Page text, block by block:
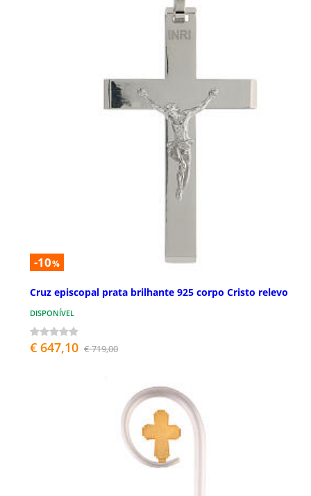
-10%
Cruz episcopal prata brilhante 925 corpo Cristo relevo
DISPONÍVEL
€ 647,10 € 719,00